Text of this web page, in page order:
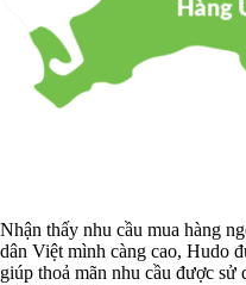
Nhận thấy nhu cầu mua hàng
dân Việt mình càng cao, Hudo
giúp thoả mãn nhu cầu được